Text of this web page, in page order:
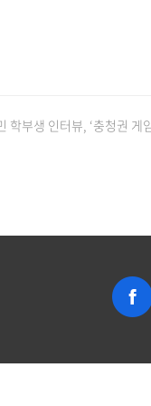
학부생 인터뷰, ‘충청권 게